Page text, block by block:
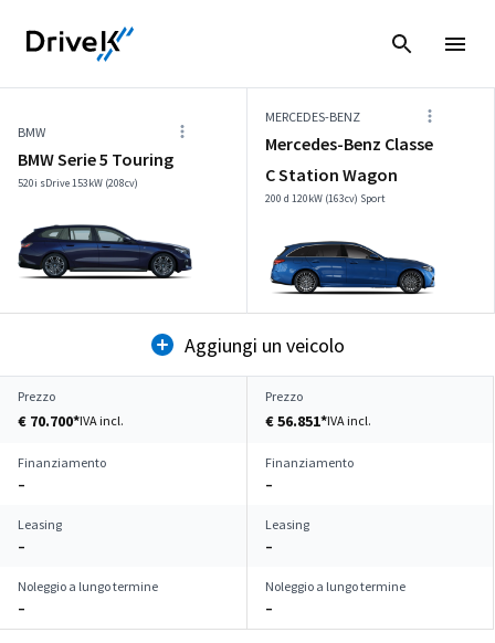
BMW
BMW Serie 5 Touring
520i sDrive 153kW (208cv)
MERCEDES-BENZ
Mercedes-Benz Classe
C Station Wagon
200 d 120kW (163cv) Sport
Aggiungi un veicolo
Prezzo
€ 70.700*IVA incl.
Prezzo
€ 56.851*IVA incl.
Finanziamento
–
Finanziamento
–
Leasing
–
Leasing
–
Noleggio a lungo termine
–
Noleggio a lungo termine
–